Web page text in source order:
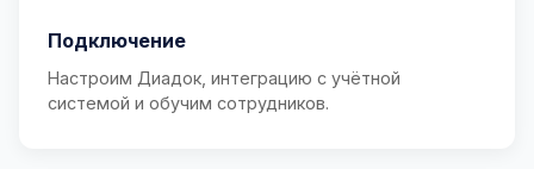
Подключение
Настроим Диадок, интеграцию с учётной
системой и обучим сотрудников.